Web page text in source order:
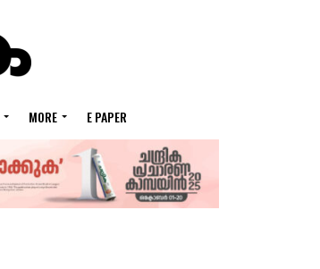
MORE E PAPER